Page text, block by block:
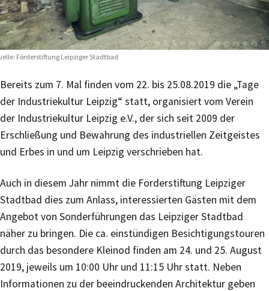
Förderstiftung Leipziger Stadtbad
Bereits zum 7. Mal finden vom 22. bis 25.08.2019 die „Tage
der Industriekultur Leipzig“ statt, organisiert vom Verein
der Industriekultur Leipzig e.V., der sich seit 2009 der
Erschließung und Bewahrung des industriellen Zeitgeistes
und Erbes in und um Leipzig verschrieben hat.
Auch in diesem Jahr nimmt die Förderstiftung Leipziger
Stadtbad dies zum Anlass, interessierten Gästen mit dem
Angebot von Sonderführungen das Leipziger Stadtbad
näher zu bringen. Die ca. einstündigen Besichtigungstouren
durch das besondere Kleinod finden am 24. und 25. August
2019, jeweils um 10:00 Uhr und 11:15 Uhr statt. Neben
Informationen zu der beeindruckenden Architektur geben